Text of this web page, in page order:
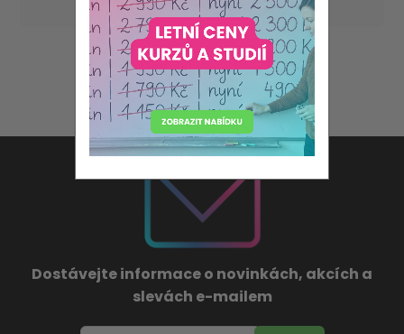
Dostávejte informace o novinkách, akcích a
slevách e-mailem